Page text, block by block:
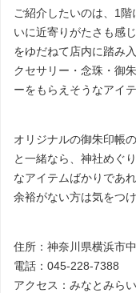
ご紹介したいのは、1
いに近寄りがたさも感
をゆだねて店内に踏み
クセサリー・念珠・御
ーをもらえそうなアイ
オリジナルの御朱印帳
と一緒なら、神社めぐ
なアイテムばかりであ
余裕がない方は気をつけ
住所：神奈川県横浜市
電話：045-228-7388
アクセス：みなとみら